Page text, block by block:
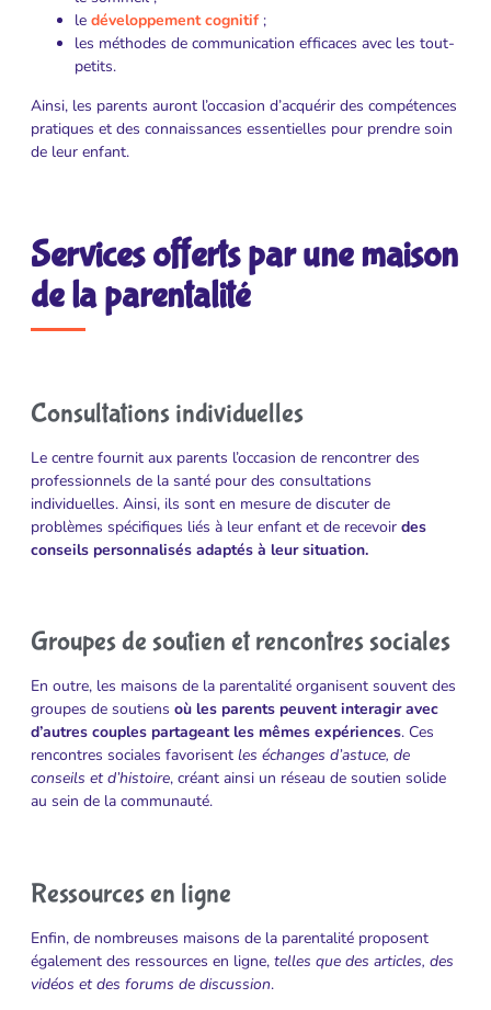
le développement cognitif;
les méthodes de communication efficaces avec les tout-
petits.
Ainsi, les parents auront l’occasion d’acquérir des compétences
pratiques et des connaissances essentielles pour prendre soin
de leur enfant.
Services offerts par une maison
de la parentalité
Consultations individuelles
Le centre fournit aux parents l’occasion de rencontrer des
professionnels de la santé pour des consultations
individuelles. Ainsi, ils sont en mesure de discuter de
problèmes spécifiques liés à leur enfant et de recevoir des
conseils personnalisés adaptés à leur situation.
Groupes de soutien et rencontres sociales
En outre, les maisons de la parentalité organisent souvent des
groupes de soutiens où les parents peuvent interagir avec
d’autres couples partageant les mêmes expériences. Ces
rencontres sociales favorisent les échanges d’astuce, de
conseils et d’histoire, créant ainsi un réseau de soutien solide
au sein de la communauté.
Ressources en ligne
Enfin, de nombreuses maisons de la parentalité proposent
également des ressources en ligne, telles que des articles, des
vidéos et des forums de discussion.